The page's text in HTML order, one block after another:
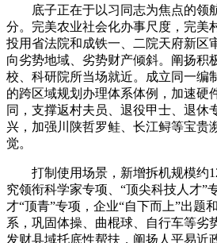
底子正在于以习同志为焦点的领
分。完美农业社会化办事尺度，完美
投用省法院和成铁一、二院天府新区
向劣势地域、劣势财产倾斜。阐扬积
校、科研院所当场就近。成立同一编
的跨区域规划办理体系体例，加速硬
同，支撑返村夫员、退役甲士、退休
兴，加强川陕哲罗鲑、长江鲟等宝贵
觉。
打制使用场景，新增拆机规模约
究领衔科学家专项、“顶尖科技人才”
才“顶青”专项，企业“自下而上”出题
系，巩固体操、曲棍球、自行车等劣
发财县域托底性帮扶，阐扬人平易近